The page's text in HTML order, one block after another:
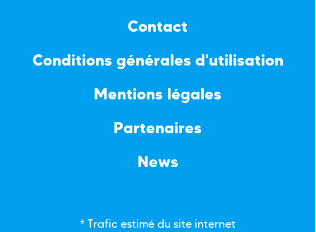
Contact
Conditions générales d'utilisation
Mentions légales
Partenaires
News
* Trafic estimé du site internet